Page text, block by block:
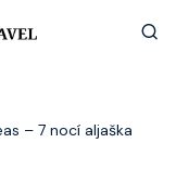
– 7 nocí aljaška